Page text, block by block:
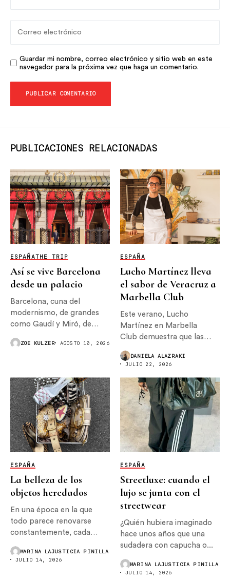
Guardar mi nombre, correo electrónico y sitio web en este
navegador para la próxima vez que haga un comentario.
PUBLICACIONES RELACIONADAS
ESPAÑATHE TRIP
Así se vive Barcelona
desde un palacio
Barcelona, cuna del
modernismo, de grandes
como Gaudí y Miró, de
ZOE KULZER AGOSTO 10, 2026
ESPAÑA
Lucho Martínez lleva
el sabor de Veracruz a
Marbella Club
Este verano, Lucho
Martínez en Marbella
Club demuestra que las
nacen cuando...
DANIELA ALAZRAKI
JULIO 22, 2026
ESPAÑA
La belleza de los
objetos heredados
En una época en la que
todo parece renovarse
constantemente, cada
MARINA LAJUSTICIA PINILLA
JULIO 14, 2026
ESPAÑA
Streetluxe: cuando el
lujo se junta con el
streetwear
¿Quién hubiera imaginado
hace unos años que una
sudadera con capucha o...
MARINA LAJUSTICIA PINILLA
JULIO 14, 2026